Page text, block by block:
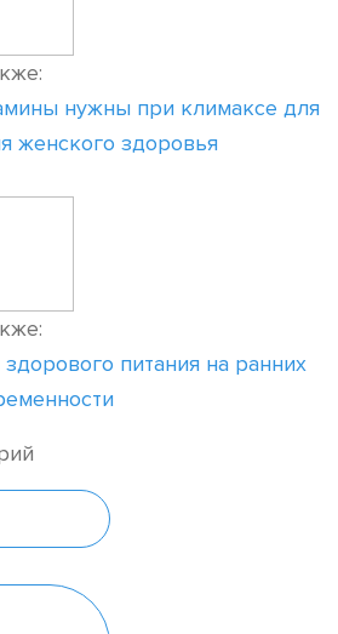
нужны при климаксе для
женского здоровья
питания на ранних